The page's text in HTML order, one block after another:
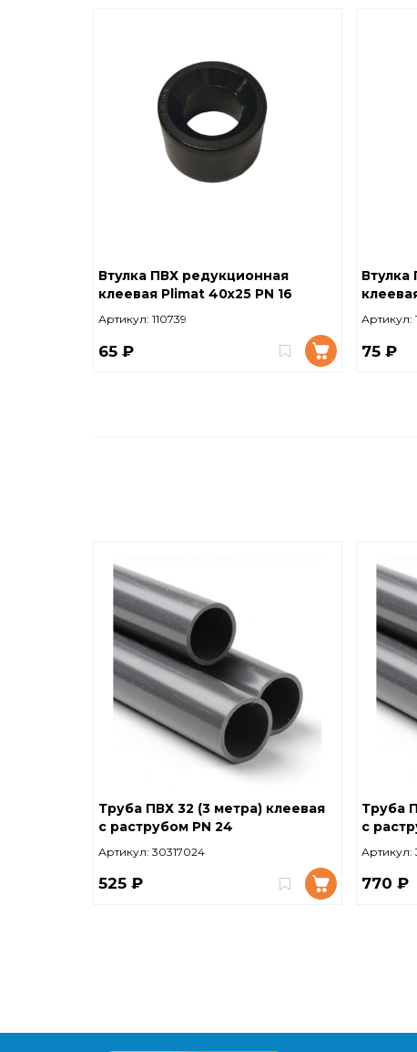
Втулка ПВХ редукционная
клеевая Plimat 40x25 PN 16
Артикул: 110739
65 ₽
Артикул:
75 ₽
Труба ПВХ 32 (3 метра) клеевая
с раструбом PN 24
Артикул: 30317024
525 ₽
Труба
с
Артикул:
770 ₽